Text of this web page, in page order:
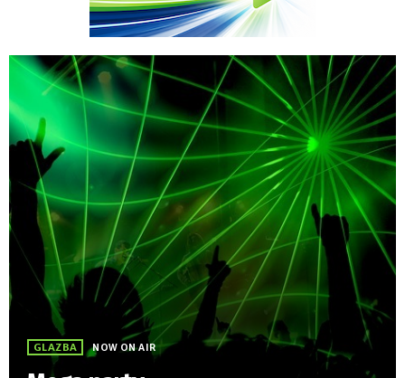
GLAZBA NOW ON AIR